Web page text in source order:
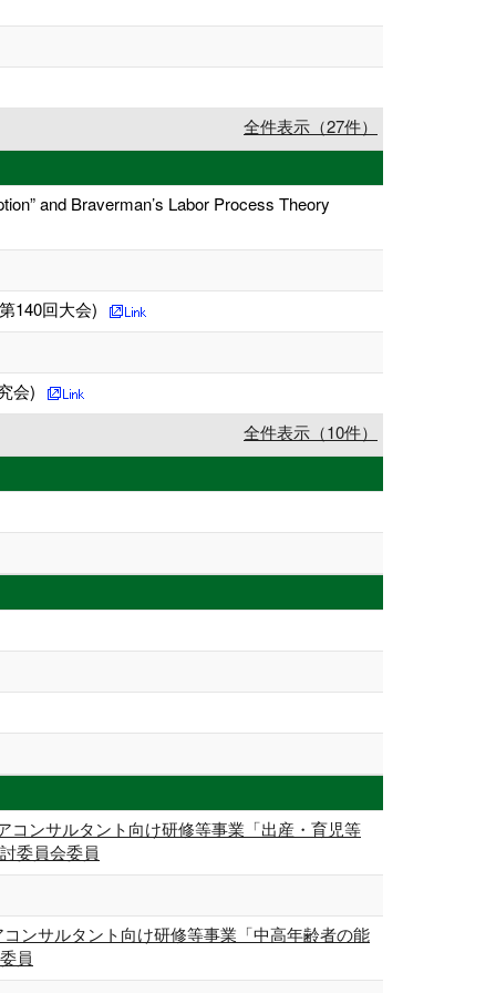
全件表示（27件）
and Braverman’s Labor Process Theory
140回大会)
会)
全件表示（10件）
コンサルタント向け研修等事業「出産・育児等
委員会委員
ンサルタント向け研修等事業「中高年齢者の能
員